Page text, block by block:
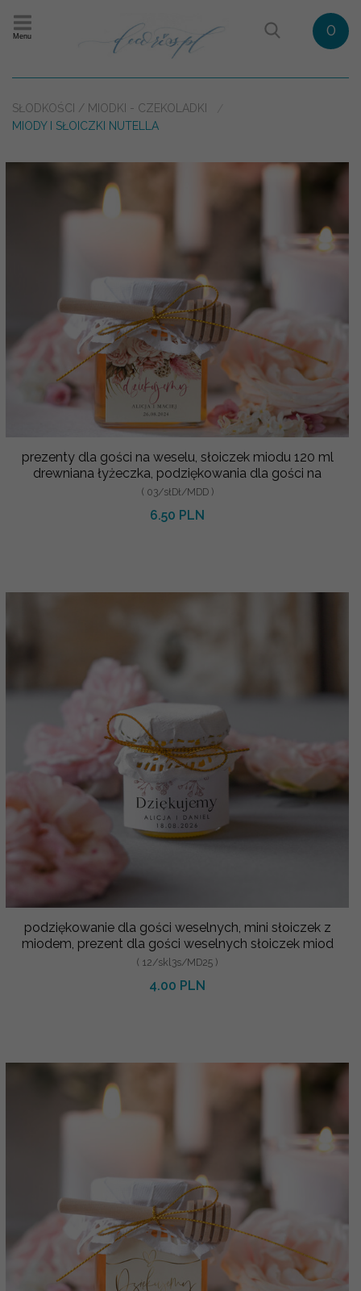
Menu 0
SŁODKOŚCI / MIODKI - CZEKOLADKI
MIODY I SŁOICZKI NUTELLA
prezenty dla gości na weselu, słoiczek miodu 120 ml
drewniana łyżeczka, podziękowania dla gości na
( 03/słDł/MDD )
6.50 PLN
podziękowanie dla gości weselnych, mini słoiczek z
miodem, prezent dla gości weselnych słoiczek miod
( 12/skl3s/MD25 )
4.00 PLN